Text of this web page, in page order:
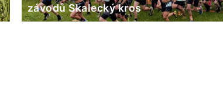
závodů Skalecký kros